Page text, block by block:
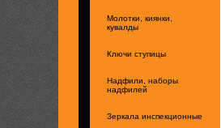
Молотки, киянки,
кувалды
Ключи ступицы
Надфили, наборы
надфилей
Зеркала инспекционные